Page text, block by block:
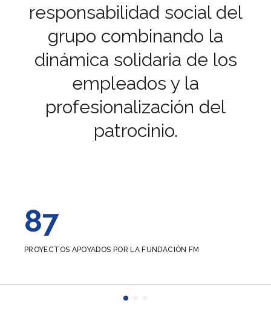
responsabilidad social del
grupo combinando la
dinámica solidaria de los
empleados y la
profesionalización del
patrocinio.
87
PROYECTOS APOYADOS POR LA FUNDACIÓN FM